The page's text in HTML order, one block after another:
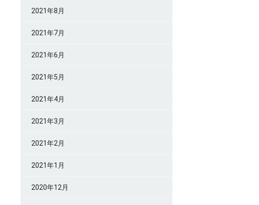
2021年8月
2021年7月
2021年6月
2021年5月
2021年4月
2021年3月
2021年2月
2021年1月
2020年12月